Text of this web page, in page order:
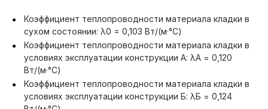
Коэффициент теплопроводности материала кладки в
сухом состоянии: λ0 = 0,103 Вт/(м·°С)
Коэффициент теплопроводности материала кладки в
условиях эксплуатации конструкции А: λА = 0,120
Вт/(м·°С)
Коэффициент теплопроводности материала кладки в
условиях эксплуатации конструкции Б: λБ = 0,124